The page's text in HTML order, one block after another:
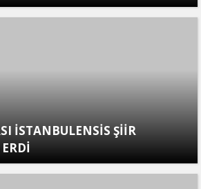
İSTANBULENSİS ŞİİR